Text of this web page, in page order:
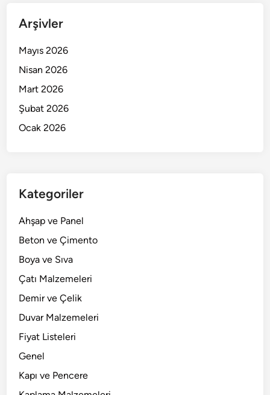
Arşivler
Mayıs 2026
Nisan 2026
Mart 2026
Şubat 2026
Ocak 2026
Kategoriler
Ahşap ve Panel
Beton ve Çimento
Boya ve Sıva
Çatı Malzemeleri
Demir ve Çelik
Duvar Malzemeleri
Fiyat Listeleri
Genel
Kapı ve Pencere